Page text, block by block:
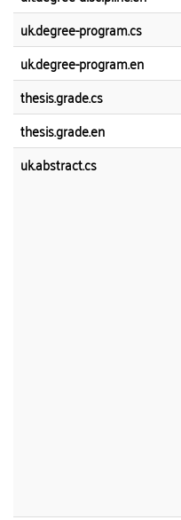
uk.degree-program.cs
uk.degree-program.en
thesis.grade.cs
thesis.grade.en
uk.abstract.cs